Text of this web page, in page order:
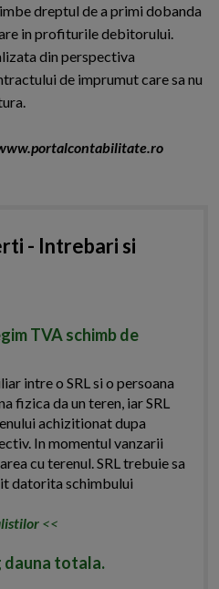
dreptul de a primi dobanda
in profiturile debitorului.
din perspectiva
de imprumut care sa nu
- Intrebari si
TVA schimb de
intre o SRL si o persoana
fizica da un teren, iar SRL
achizitionat dupa
In momentul vanzarii
cu terenul. SRL trebuie sa
datorita schimbului
<<
dauna totala.